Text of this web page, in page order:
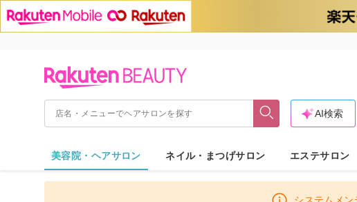
AI検索
美容院・ヘアサロン ネイル・まつげサロン エステサロン